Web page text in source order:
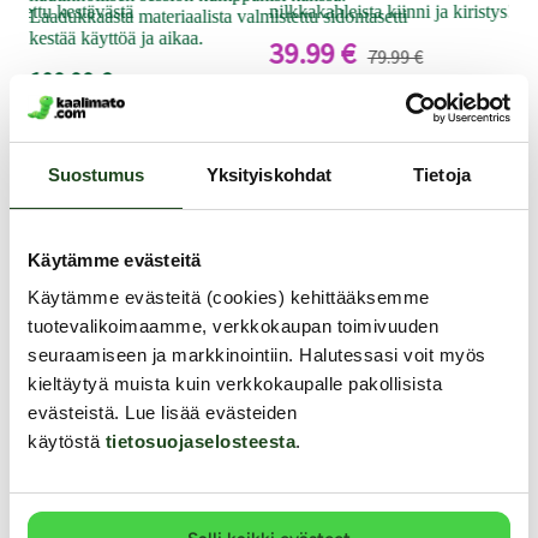
Suostumus Yksityiskohdat Tietoja
Käytämme evästeitä
Käytämme evästeitä (cookies) kehittääksemme
tuotevalikoimaamme, verkkokaupan toimivuuden
seuraamiseen ja markkinointiin. Halutessasi voit myös
kieltäytyä muista kuin verkkokaupalle pakollisista
evästeistä. Lue lisää evästeiden
käytöstä tietosuojaselosteesta.
kestävästä
Laadukkaasta materiaalista valmistettu sidontasetti
kestää käyttöä ja aikaa.
109.99 €
nilkkakahleista kiinni ja kiristys!
39.99 € 79.99 €
Muut asiakkaat ostivat